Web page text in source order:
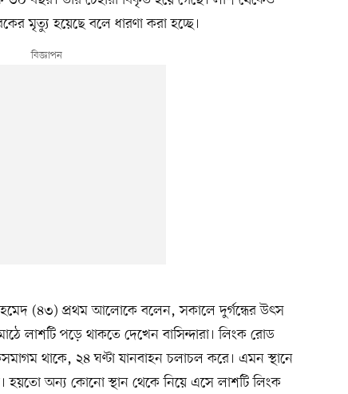
মৃত্যু হয়েছে বলে ধারণা করা হচ্ছে।
(৪৩) প্রথম আলোকে বলেন, সকালে দুর্গন্ধের উৎস
লাশটি পড়ে থাকতে দেখেন বাসিন্দারা। লিংক রোড
থাকে, ২৪ ঘণ্টা যানবাহন চলাচল করে। এমন স্থানে
অন্য কোনো স্থান থেকে নিয়ে এসে লাশটি লিংক